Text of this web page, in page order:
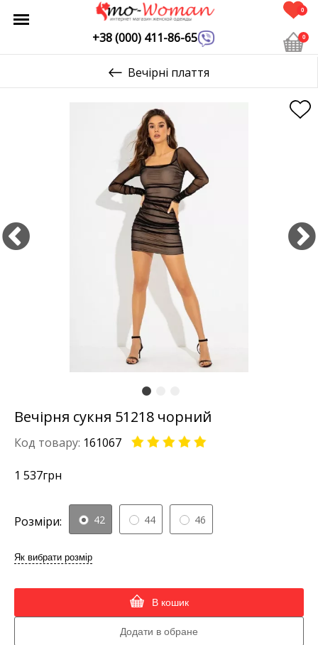
+38 (000) 411-86-65
0
0
Вечірні плаття
Вечірня сукня 51218 чорний
Код товару: 161067
1 537грн
Розміри: 42 44 46
Як вибрати розмір
В кошик